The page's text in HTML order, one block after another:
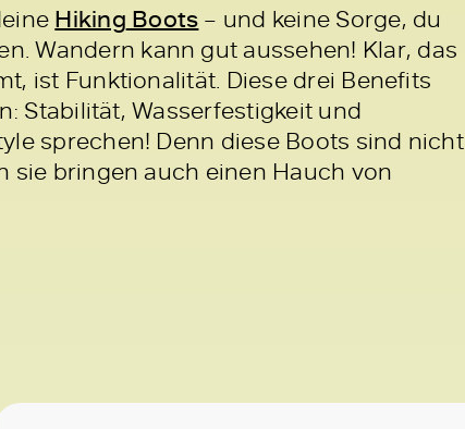
Hiking Boots – und keine Sorge, du
Wandern kann gut aussehen! Klar, das
ist Funktionalität. Diese drei Benefits
Stabilität, Wasserfestigkeit und
sprechen! Denn diese Boots sind nicht
sie bringen auch einen Hauch von